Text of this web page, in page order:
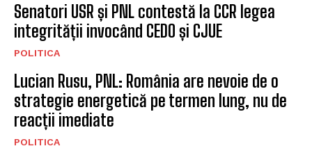
Senatori USR și PNL contestă la CCR legea
integrității invocând CEDO și CJUE
POLITICA
Lucian Rusu, PNL: România are nevoie de o
strategie energetică pe termen lung, nu de
reacții imediate
POLITICA